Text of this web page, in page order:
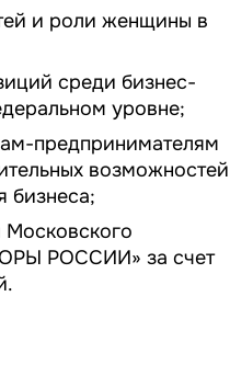
и роли женщины в
среди бизнес-
уровне;
предпринимателям
возможностей
бизнеса;
Московского
РОССИИ» за счет